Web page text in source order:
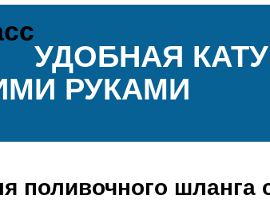
УДОБНАЯ
РУКАМИ
поливочного шланга